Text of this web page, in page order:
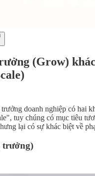
(Grow)
doanh nghiệp có hai
tuy chúng có mục tiêu
lại có sự khác biệt về
trưởng)